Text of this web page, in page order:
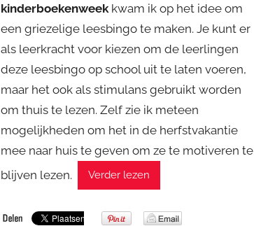
kinderboekenweek kwam ik op het idee om
een griezelige leesbingo te maken. Je kunt er
als leerkracht voor kiezen om de leerlingen
deze leesbingo op school uit te laten voeren,
maar het ook als stimulans gebruikt worden
om thuis te lezen. Zelf zie ik meteen
mogelijkheden om het in de herfstvakantie
mee naar huis te geven om ze te motiveren te
blijven lezen.
Verder lezen